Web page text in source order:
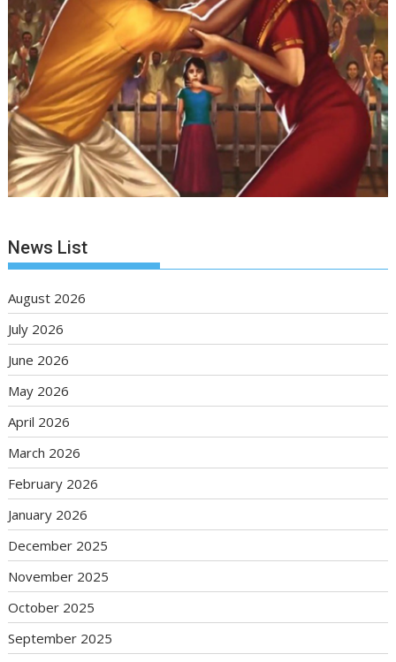
News List
August 2026
July 2026
June 2026
May 2026
April 2026
March 2026
February 2026
January 2026
December 2025
November 2025
October 2025
September 2025